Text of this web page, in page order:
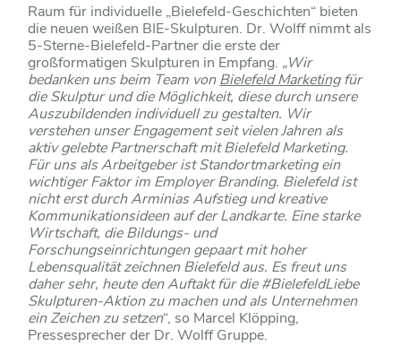
Raum für individuelle „Bielefeld-Geschichten“ bieten
die neuen weißen BIE-Skulpturen. Dr. Wolff nimmt als
5-Sterne-Bielefeld-Partner die erste der
großformatigen Skulpturen in Empfang. „Wir
bedanken uns beim Team vonBielefeld Marketingfür
die Skulptur und die Möglichkeit, diese durch unsere
Auszubildenden individuell zu gestalten. Wir
verstehen unser Engagement seit vielen Jahren als
aktiv gelebte Partnerschaft mit Bielefeld Marketing.
Für uns als Arbeitgeber ist Standortmarketing ein
wichtiger Faktor im Employer Branding. Bielefeld ist
nicht erst durch Arminias Aufstieg und kreative
Kommunikationsideen auf der Landkarte. Eine starke
Wirtschaft, die Bildungs- und
Forschungseinrichtungen gepaart mit hoher
Lebensqualität zeichnen Bielefeld aus. Es freut uns
daher sehr, heute den Auftakt für die #BielefeldLiebe
Skulpturen-Aktion zu machen und als Unternehmen
ein Zeichen zu setzen“, so Marcel Klöpping,
Pressesprecher der Dr. Wolff Gruppe.